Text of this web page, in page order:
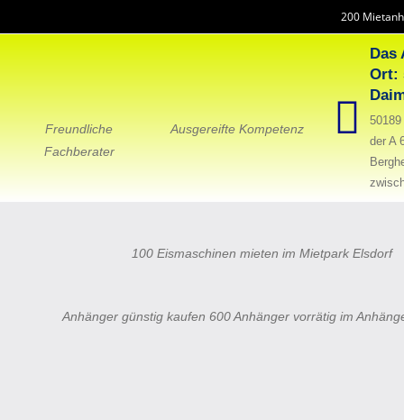
200
Freundliche
Fachberater
Ausgereifte Kompetenz
Das
Ort:
der A
100 Eismaschinen mieten im Mietpark Elsdorf
Anhänger günstig kaufen 600 Anhänger vorrätig im